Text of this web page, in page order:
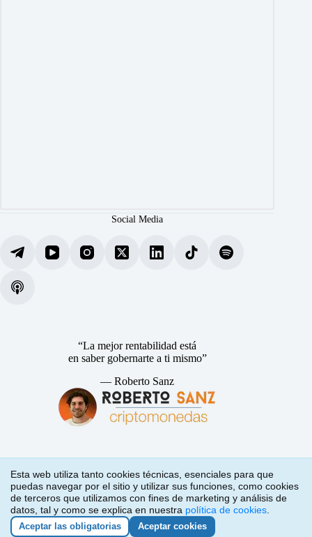
Social Media
“La mejor rentabilidad está
en saber gobernarte a ti mismo”
— Roberto Sanz
Información de Contacto
Calle Génesis, 0x. Madrid, España.
hola@robertosanz.com
Copyright © 2026 - Web creada por Roberto Sanz. Consulta
Esta web utiliza tanto cookies técnicas, esenciales para que
puedas navegar por el sitio y utilizar sus funciones, como cookies
de terceros que utilizamos con fines de marketing y análisis de
datos, tal y como se explica en nuestra política de cookies
Aceptar las obligatorias Aceptar cookies